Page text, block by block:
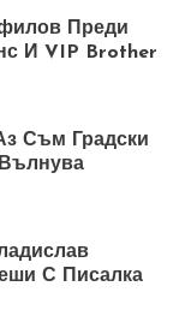
Преди
И VIP Brother
Съм Градски
С Писалка